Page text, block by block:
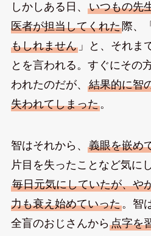
しかしある日、 いつもの先
医者が担当してくれた際、「
もしれません」と、それま
とを言われる。すぐにその
われたのだが、 結果的に智
失われてしまった。
智はそれから、 義眼を嵌め
片目を失ったことなど気に
毎日元気にしていたが、や
力も衰え始めていった。智
全盲のおじさんから点字を